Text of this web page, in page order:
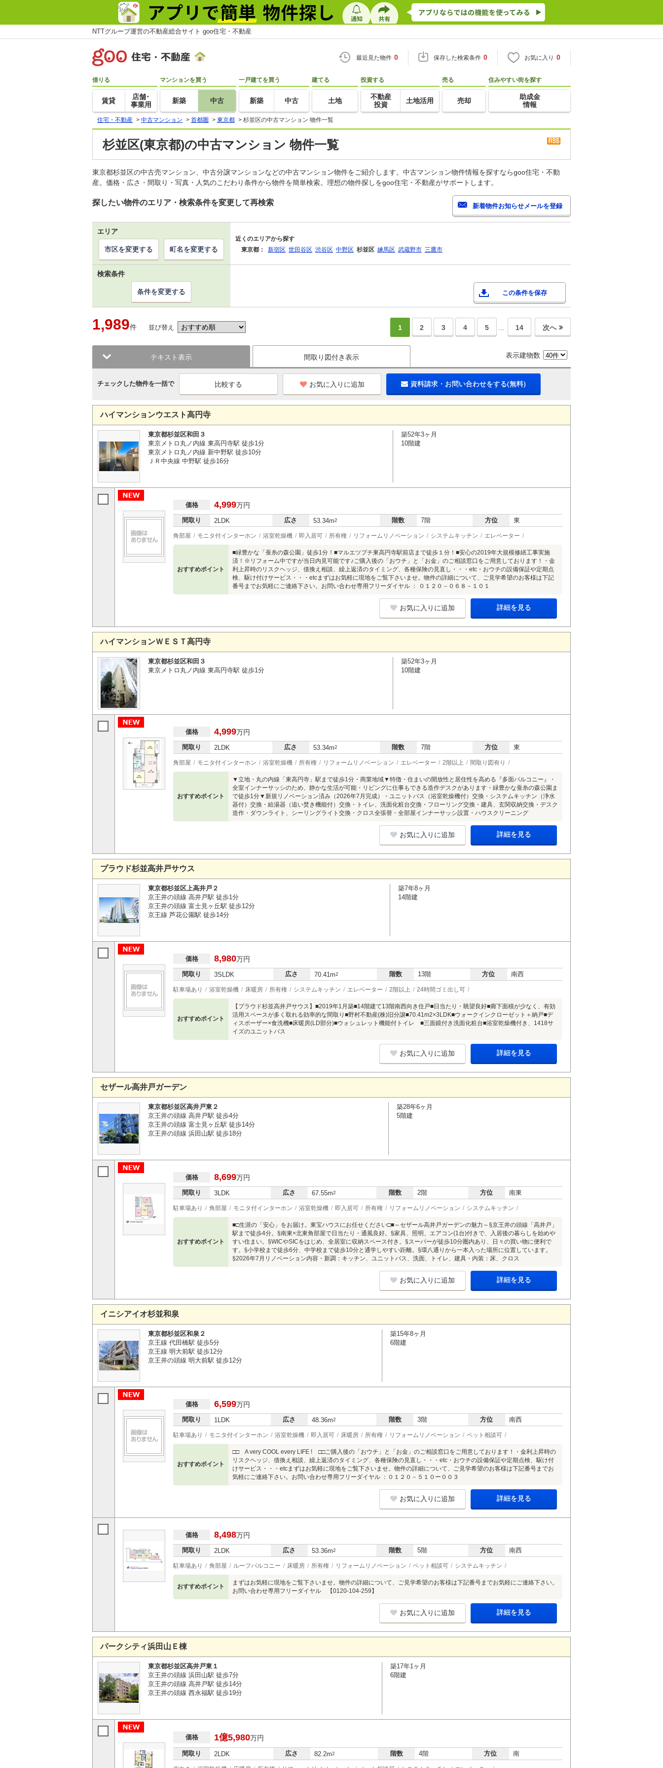
NTTグループ運営の不動産総合サイト goo住宅・不動産
最近見た物件 0 保存した検索条件 0 お気に入り 0
借りる
賃貸
店舗･
事業用
マンションを買う
新築 中古
一戸建てを買う
新築 中古
建てる
土地
投資する
不動産
投資
土地活用
売る
売却
住みやすい街を探す
助成金
情報
住宅・不動産 > 中古マンション > 首都圏 > 東京都 > 杉並区の中古マンション 物件一覧
杉並区(東京都)の中古マンション 物件一覧
東京都杉並区の中古売マンション、中古分譲マンションなどの中古マンション物件をご紹介します。中古マンション物件情報を探すならgoo住宅・不動
産。価格・広さ・間取り・写真・人気のこだわり条件から物件を簡単検索。理想の物件探しをgoo住宅・不動産がサポートします。
探したい物件のエリア・検索条件を変更して再検索
エリア
近くのエリアから探す
東京都：
新宿区 世田谷区 渋谷区 中野区 杉並区 練馬区 武蔵野市 三鷹市
市区を変更する 町名を変更する
検索条件
この条件を保存
条件を変更する
1,989件 並び替え 1 2 3 4 5 … 14 次へ
テキスト表示 間取り図付き表示 表示建物数
チェックした物件を一括で お気に入りに追加 資料請求・お問い合わせをする(無料)
ハイマンションウエスト高円寺
東京都杉並区和田３
東京メトロ丸ノ内線 東高円寺駅 徒歩1分
東京メトロ丸ノ内線 新中野駅 徒歩10分
ＪＲ中央線 中野駅 徒歩16分
築52年3ヶ月
10階建
価格 4,999万円
間取り 2LDK 広さ 53.34m2 階数 7階 方位 東
角部屋 モニタ付インターホン 浴室乾燥機 即入居可 所有権 リフォームリノベーション システムキッチン エレベーター
おすすめポイント
■緑豊かな「蚕糸の森公園」徒歩1分！■マルエツプチ東高円寺駅前店まで徒歩１分！■安心の2019年大規模修繕工事実施
済！※リフォーム中ですが当日内見可能です♪ご購入後の「おウチ」と「お金」のご相談窓口をご用意しております！・金
利上昇時のリスクヘッジ、借換え相談、繰上返済のタイミング、各種保険の見直し・・・etc・おウチの設備保証や定期点
検、駆け付けサービス・・・etcまずはお気軽に現地をご覧下さいませ。物件の詳細について、ご見学希望のお客様は下記
番号までお気軽にご連絡下さい。お問い合わせ専用フリーダイヤル ： ０１２０－０６８－１０１
お気に入りに追加 詳細を見る
ハイマンションＷＥＳＴ高円寺
東京都杉並区和田３
東京メトロ丸ノ内線 東高円寺駅 徒歩1分
築52年3ヶ月
10階建
価格 4,999万円
間取り 2LDK 広さ 53.34m2 階数 7階 方位 東
角部屋 モニタ付インターホン 浴室乾燥機 所有権 リフォームリノベーション エレベーター 2階以上 間取り図有り
おすすめポイント
▼立地・丸の内線「東高円寺」駅まで徒歩1分・商業地域▼特徴・住まいの開放性と居住性を高める『多面バルコニー』・
全室インナーサッシのため、静かな生活が可能・リビングに仕事もできる造作デスクがあります・緑豊かな蚕糸の森公園ま
で徒歩1分▼新規リノベーション済み（2026年7月完成）・ユニットバス（浴室乾燥機付）交換・システムキッチン（浄水
器付）交換・給湯器（追い焚き機能付）交換・トイレ、洗面化粧台交換・フローリング交換・建具、玄関収納交換・デスク
造作・ダウンライト、シーリングライト交換・クロス全張替・全部屋インナーサッシ設置・ハウスクリーニング
お気に入りに追加 詳細を見る
プラウド杉並高井戸サウス
東京都杉並区上高井戸２
京王井の頭線 高井戸駅 徒歩1分
京王井の頭線 富士見ヶ丘駅 徒歩12分
京王線 芦花公園駅 徒歩14分
築7年8ヶ月
14階建
価格 8,980万円
間取り 3SLDK 広さ 70.41m2 階数 13階 方位 南西
駐車場あり 浴室乾燥機 床暖房 所有権 システムキッチン エレベーター 2階以上 24時間ゴミ出し可
おすすめポイント
【プラウド杉並高井戸サウス】■2019年1月築■14階建て13階南西向き住戸■日当たり・眺望良好■廊下面積が少なく、有効
活用スペースが多く取れる効率的な間取り■野村不動産(株)旧分譲■70.41m2×3LDK■ウォークインクローゼット＋納戸■デ
ィスポーザー×食洗機■床暖房(LD部分)■ウォシュレット機能付トイレ ■三面鏡付き洗面化粧台■浴室乾燥機付き、1418サ
イズのユニットバス
お気に入りに追加 詳細を見る
セザール高井戸ガーデン
東京都杉並区高井戸東２
京王井の頭線 高井戸駅 徒歩4分
京王井の頭線 富士見ヶ丘駅 徒歩14分
京王井の頭線 浜田山駅 徒歩18分
築28年6ヶ月
5階建
価格 8,699万円
間取り 3LDK 広さ 67.55m2 階数 2階 方位 南東
駐車場あり 角部屋 モニタ付インターホン 浴室乾燥機 即入居可 所有権 リフォームリノベーション システムキッチン
おすすめポイント
■□生涯の「安心」をお届け。東宝ハウスにお任せください□■～セザール高井戸ガーデンの魅力～§京王井の頭線「高井戸」
駅まで徒歩4分。§南東×北東角部屋で日当たり・通風良好。§家具、照明、エアコン(1台)付きで、入居後の暮らしを始めや
すい住まい。§WICやSICをはじめ、全居室に収納スペース付き。§スーパーが徒歩10分圏内あり、日々の買い物に便利で
す。§小学校まで徒歩6分、中学校まで徒歩10分と通学しやすい距離。§環八通りから一本入った場所に位置しています。
§2026年7月リノベーション内容・新調：キッチン、ユニットバス、洗面、トイレ、建具・内装：床、クロス
お気に入りに追加 詳細を見る
イニシアイオ杉並和泉
東京都杉並区和泉２
京王線 代田橋駅 徒歩5分
京王線 明大前駅 徒歩12分
京王井の頭線 明大前駅 徒歩12分
築15年8ヶ月
6階建
価格 6,599万円
間取り 1LDK 広さ 48.36m2 階数 3階 方位 南西
駐車場あり モニタ付インターホン 浴室乾燥機 即入居可 床暖房 所有権 リフォームリノベーション ペット相談可
おすすめポイント
□□ A very COOL every LIFE ! □□ご購入後の「おウチ」と「お金」のご相談窓口をご用意しております！・金利上昇時の
リスクヘッジ、借換え相談、繰上返済のタイミング、各種保険の見直し・・・etc・おウチの設備保証や定期点検、駆け付
けサービス・・・etcまずはお気軽に現地をご覧下さいませ。物件の詳細について、ご見学希望のお客様は下記番号までお
気軽にご連絡下さい。お問い合わせ専用フリーダイヤル ：０１２０－５１０ー００３
お気に入りに追加 詳細を見る
価格 8,498万円
間取り 2LDK 広さ 53.36m2 階数 5階 方位 南西
駐車場あり 角部屋 ルーフバルコニー 床暖房 所有権 リフォームリノベーション ペット相談可 システムキッチン
おすすめポイント
まずはお気軽に現地をご覧下さいませ。物件の詳細について、ご見学希望のお客様は下記番号までお気軽にご連絡下さい。
お問い合わせ専用フリーダイヤル 【0120-104-259】
お気に入りに追加 詳細を見る
パークシティ浜田山Ｅ棟
東京都杉並区高井戸東１
京王井の頭線 浜田山駅 徒歩7分
京王井の頭線 高井戸駅 徒歩14分
京王井の頭線 西永福駅 徒歩19分
築17年1ヶ月
6階建
価格 1億5,980万円
間取り 2LDK 広さ 82.2m2 階数 4階 方位 南